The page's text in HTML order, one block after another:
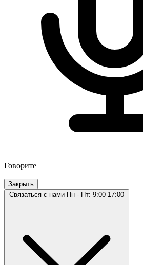
Говорите
Закрыть
Связаться с нами
Пн - Пт: 9:00-17:00